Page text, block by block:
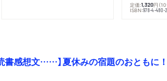
定価:1,320円 （
ISBN:978-4-480-
書感想文……】夏休みの宿題のおともに！